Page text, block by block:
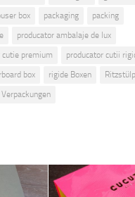
box packaging
packing
producator ambalaje de lux
cutie premium producator cutii
box rigide Boxen
Verpackungen